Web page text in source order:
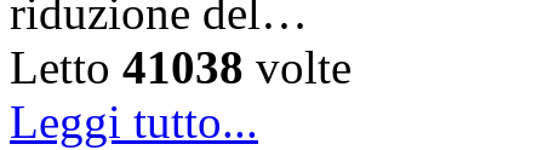
riduzione del…
Letto 41038 volte
Leggi tutto...